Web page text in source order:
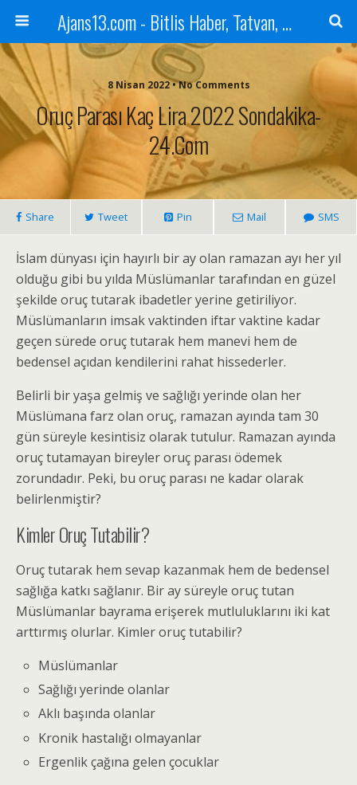
Ajans13.com - Bitlis Haber, Tatvan, Ahlat, Adilcevaz, Mutki, Hizan, Güroymak, Gazete, Ajans, 13, Haber
8 Nisan 2022 • No Comments
Oruç Parası Kaç Lira 2022 Sondakika-
24.com
Share Tweet Pin Mail SMS
İslam dünyası için hayırlı bir ay olan ramazan ayı her yıl
olduğu gibi bu yılda Müslümanlar tarafından en güzel
şekilde oruç tutarak ibadetler yerine getiriliyor.
Müslümanların imsak vaktinden iftar vaktine kadar
geçen sürede oruç tutarak hem manevi hem de
bedensel açıdan kendilerini rahat hissederler.
Belirli bir yaşa gelmiş ve sağlığı yerinde olan her
Müslümana farz olan oruç, ramazan ayında tam 30
gün süreyle kesintisiz olarak tutulur. Ramazan ayında
oruç tutamayan bireyler oruç parası ödemek
zorundadır. Peki, bu oruç parası ne kadar olarak
belirlenmiştir?
Kimler Oruç Tutabilir?
Oruç tutarak hem sevap kazanmak hem de bedensel
sağlığa katkı sağlanır. Bir ay süreyle oruç tutan
Müslümanlar bayrama erişerek mutluluklarını iki kat
arttırmış olurlar. Kimler oruç tutabilir?
Müslümanlar
Sağlığı yerinde olanlar
Aklı başında olanlar
Kronik hastalığı olmayanlar
Ergenlik çağına gelen çocuklar